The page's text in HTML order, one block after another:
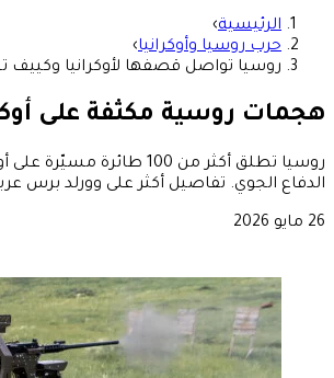
الرئيسية›
حرب روسيا وأوكرانيا›
روسيا تواصل قصفها لأوكرانيا
هجمات روسية مكثفة على
روسيا تطلق أكثر من
الدفاع الجوي. تفاصيل أكثر على وورلد برس
26 مايو 2026